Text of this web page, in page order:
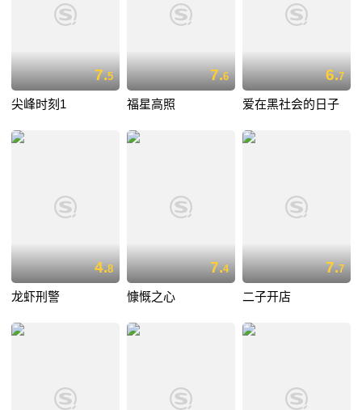
7.5
尖峰时刻1
7.6
福星高照
6.7
爱在黑社会的日子
4.8
龙虾刑警
7.4
慷慨之心
7.7
二子开店